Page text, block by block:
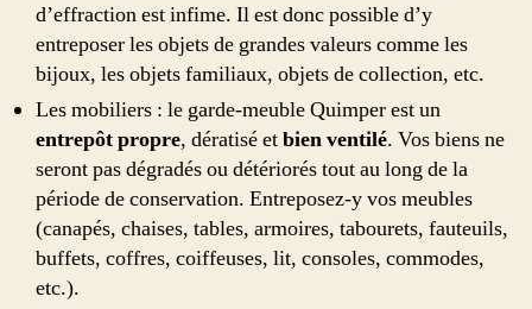
d’effraction est infime. Il est donc possible d’y
entreposer les objets de grandes valeurs comme les
bijoux, les objets familiaux, objets de collection, etc.
Les mobiliers : le garde-meuble Quimper est un
entrepôt propre, dératisé etbien ventilé. Vos biens ne
seront pas dégradés ou détériorés tout au long de la
période de conservation. Entreposez-y vos meubles
(canapés, chaises, tables, armoires, tabourets, fauteuils,
buffets, coffres, coiffeuses, lit, consoles, commodes,
etc.).